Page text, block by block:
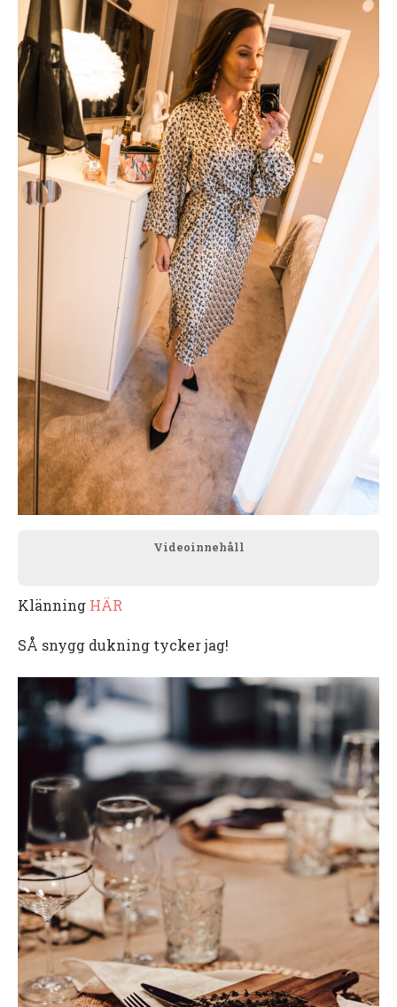
Videoinnehåll
Klänning HÄR
SÅ snygg dukning tycker jag!